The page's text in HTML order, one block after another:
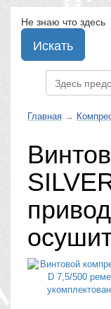
Не знаю что здесь
Искать
Главная →